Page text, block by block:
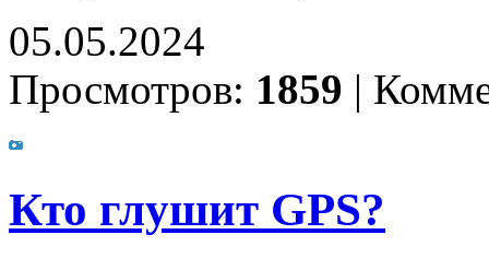
05.05.2024
Просмотров: 1859 |
Кто глушит GPS?